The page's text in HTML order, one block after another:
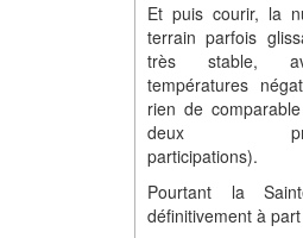
Et puis courir, la
terrain parfois
très stable,
températures
rien de
deux
participations).
Pourtant la
définitivement à